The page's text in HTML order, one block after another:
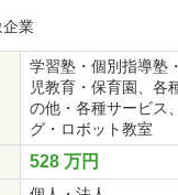
企業
学習塾・個別指導塾
児教育・保育園、各
の他・各種サービス
グ・ロボット教室
528 万円